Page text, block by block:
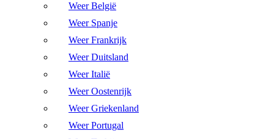
Weer België
Weer Spanje
Weer Frankrijk
Weer Duitsland
Weer Italië
Weer Oostenrijk
Weer Griekenland
Weer Portugal